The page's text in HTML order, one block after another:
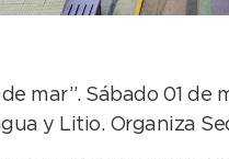
mar”. Sábado 01 de
y Litio. Organiza